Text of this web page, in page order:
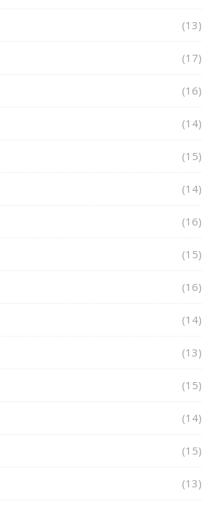
(13)
(17)
(16)
(14)
(15)
(14)
(16)
(15)
(16)
(14)
(13)
(15)
(14)
(15)
(13)